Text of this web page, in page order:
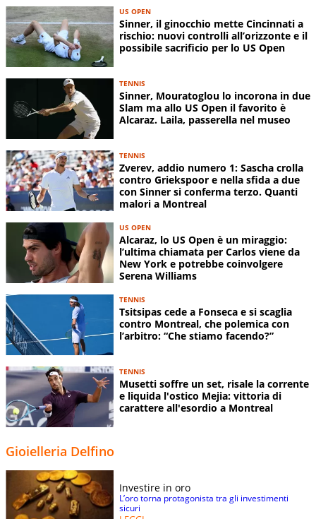
US OPEN
Sinner, il ginocchio mette Cincinnati a
rischio: nuovi controlli all’orizzonte e il
possibile sacrificio per lo US Open
TENNIS
Sinner, Mouratoglou lo incorona in due
Slam ma allo US Open il favorito è
Alcaraz. Laila, passerella nel museo
TENNIS
Zverev, addio numero 1: Sascha crolla
contro Griekspoor e nella sfida a due
con Sinner si conferma terzo. Quanti
malori a Montreal
US OPEN
Alcaraz, lo US Open è un miraggio:
l’ultima chiamata per Carlos viene da
New York e potrebbe coinvolgere
Serena Williams
TENNIS
Tsitsipas cede a Fonseca e si scaglia
contro Montreal, che polemica con
l’arbitro: “Che stiamo facendo?”
TENNIS
Musetti soffre un set, risale la corrente
e liquida l'ostico Mejia: vittoria di
carattere all'esordio a Montreal
Gioielleria Delfino
Investire in oro
L’oro torna protagonista tra gli investimenti
sicuri